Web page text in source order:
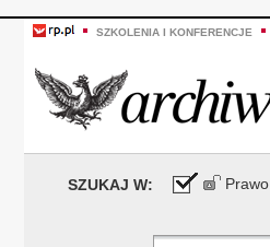
SZKOLENIA I KONFERENCJE
SZUKAJ W: Prawo